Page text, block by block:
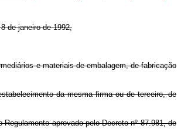
de janeiro de 1992,
e materiais de embalagem, de fabricação
da mesma firma ou de terceiro, de
aprovado pelo Decreto nº 87.981, de